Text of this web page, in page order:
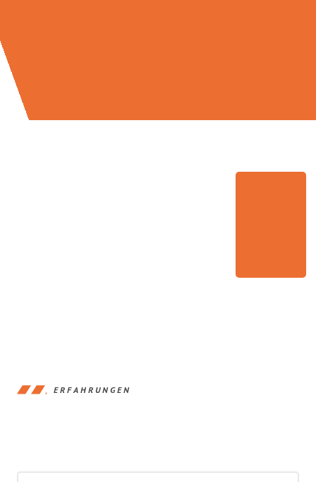
ERFAHRUNGEN